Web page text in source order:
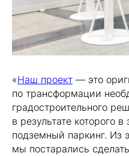
«Наш проект — это
по трансформации
градостроительного
в результате которого
подземный паркинг. Из
мы постарались